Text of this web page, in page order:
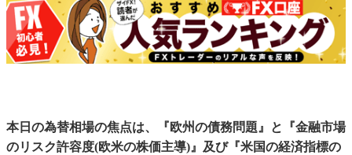
本日の為替相場の焦点は、『欧州の債務問題』と『金融市場
のリスク許容度(欧米の株価主導)』及び『米国の経済指標の